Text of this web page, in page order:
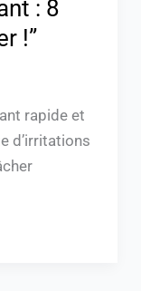
: 8
!”
rapide et
d’irritations